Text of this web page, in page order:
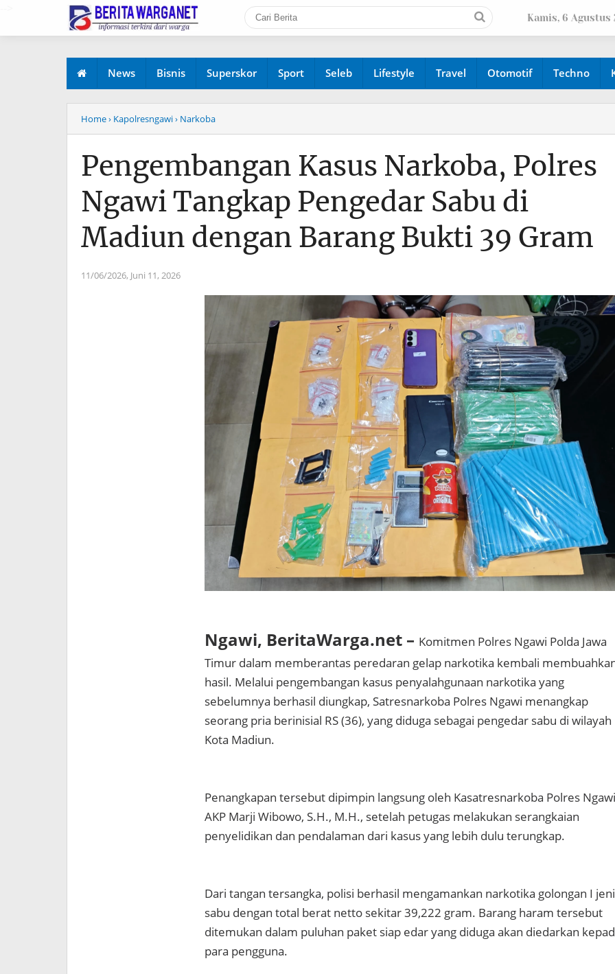
Kamis, 6 Agustus
News Bisnis Superskor Sport Seleb Lifestyle Travel Otomotif Techno
Home› Kapolresngawi› Narkoba
Pengembangan Kasus Narkoba, Polres
Ngawi Tangkap Pengedar Sabu di
Madiun dengan Barang Bukti 39 Gram
11/06/2026, Juni 11, 2026
Ngawi, BeritaWarga.net – Komitmen Polres Ngawi Polda Jawa
Timur dalam memberantas peredaran gelap narkotika kembali
hasil. Melalui pengembangan kasus penyalahgunaan narkotika yang
sebelumnya berhasil diungkap, Satresnarkoba Polres Ngawi menangkap
seorang pria berinisial RS (36), yang diduga sebagai pengedar sabu di wilayah
Kota Madiun.
Penangkapan tersebut dipimpin langsung oleh Kasatresnarkoba Polres
AKP Marji Wibowo, S.H., M.H., setelah petugas melakukan serangkaian
penyelidikan dan pendalaman dari kasus yang lebih dulu terungkap.
Dari tangan tersangka, polisi berhasil mengamankan narkotika golongan I
sabu dengan total berat netto sekitar 39,222 gram. Barang haram tersebut
ditemukan dalam puluhan paket siap edar yang diduga akan diedarkan
para pengguna.